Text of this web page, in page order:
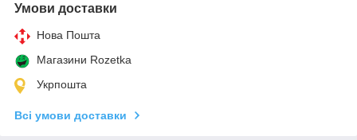
Умови доставки
Нова Пошта
Магазини Rozetka
Укрпошта
Всі умови доставки